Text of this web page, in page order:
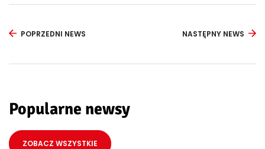
POPRZEDNI NEWS NASTĘPNY NEWS
Popularne newsy
ZOBACZ WSZYSTKIE